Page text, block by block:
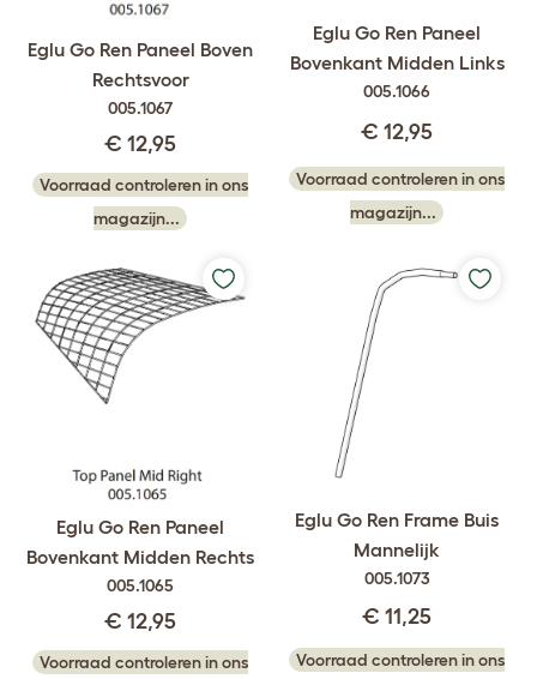
Eglu Go Ren Paneel Boven
Rechtsvoor
005.1067
€ 12,95
Voorraad controleren in ons
magazijn...
Eglu Go Ren Paneel
Bovenkant Midden Links
005.1066
€ 12,95
Voorraad controleren in ons
magazijn...
Eglu Go Ren Paneel
Bovenkant Midden Rechts
005.1065
€ 12,95
Voorraad controleren in ons
Eglu Go Ren Frame Buis
Mannelijk
005.1073
€ 11,25
Voorraad controleren in ons